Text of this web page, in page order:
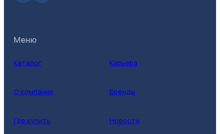
Меню
Каталог Карьера
О компании Бренды
Где купить Новости